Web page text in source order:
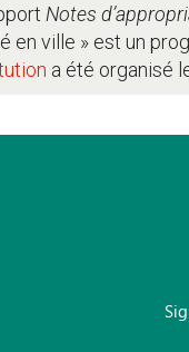
Notes
en ville » est un
a été organisé